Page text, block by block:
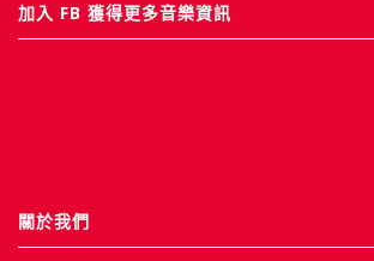
加入 FB 獲得更多音樂資訊
關於我們